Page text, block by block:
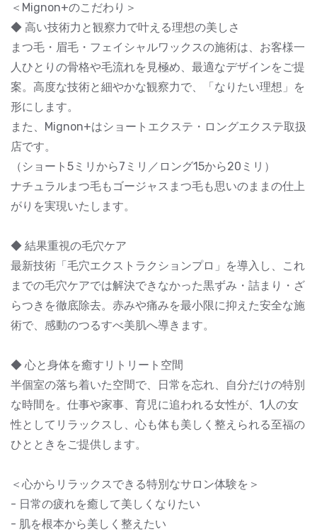
＜Mignon+のこだわり＞
◆ 高い技術力と観察力で叶える理想の美しさ
まつ毛・眉毛・フェイシャルワックスの施術は、お客様一
人ひとりの骨格や毛流れを見極め、最適なデザインをご提
案。高度な技術と細やかな観察力で、「なりたい理想」を
形にします。
また、Mignon+はショートエクステ・ロングエクステ取扱
店です。
（ショート5ミリから7ミリ／ロング15から20ミリ）
ナチュラルまつ毛もゴージャスまつ毛も思いのままの仕上
がりを実現いたします。
◆ 結果重視の毛穴ケア
最新技術「毛穴エクストラクションプロ」を導入し、これ
までの毛穴ケアでは解決できなかった黒ずみ・詰まり・ざ
らつきを徹底除去。赤みや痛みを最小限に抑えた安全な施
術で、感動のつるすべ美肌へ導きます。
◆ 心と身体を癒すリトリート空間
半個室の落ち着いた空間で、日常を忘れ、自分だけの特別
な時間を。仕事や家事、育児に追われる女性が、1人の女
性としてリラックスし、心も体も美しく整えられる至福の
ひとときをご提供します。
＜心からリラックスできる特別なサロン体験を＞
- 日常の疲れを癒して美しくなりたい
- 肌を根本から美しく整えたい